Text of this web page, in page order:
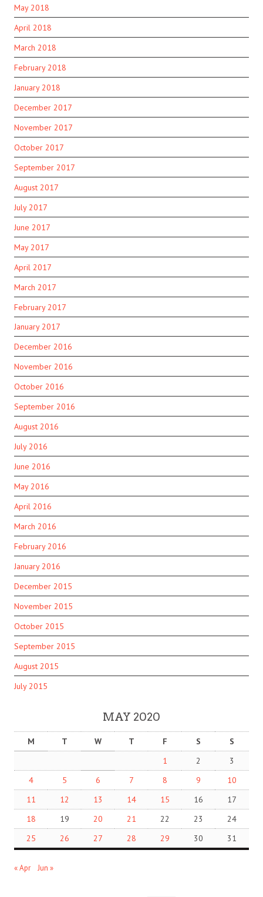
May 2018
April 2018
March 2018
February 2018
January 2018
December 2017
November 2017
October 2017
September 2017
August 2017
July 2017
June 2017
May 2017
April 2017
March 2017
February 2017
January 2017
December 2016
November 2016
October 2016
September 2016
August 2016
July 2016
June 2016
May 2016
April 2016
March 2016
February 2016
January 2016
December 2015
November 2015
October 2015
September 2015
August 2015
July 2015
MAY 2020
M T W T F S
S
1
2
3
4
5 6 7 8 9
10
11
12 13 14 15 16
17
18
19 20 21 22 23
24
25
26 27 28 29 30 31
« Apr Jun »